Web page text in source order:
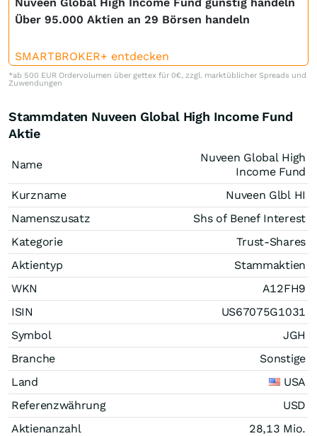
Über 95.000 Aktien an 29 Börsen handeln
SMARTBROKER+ entdecken
*ab 500 EUR Ordervolumen über gettex für 0€, zzgl. marktüblicher Spreads und
Zuwendungen
Stammdaten Nuveen Global High Income Fund
Aktie
Name
Nuveen Global High
Income Fund
Kurzname
Nuveen Glbl HI
Namenszusatz
Shs of Benef Interest
Kategorie
Trust-Shares
Aktientyp
Stammaktien
WKN
A12FH9
ISIN
US67075G1031
Symbol
JGH
Branche
Sonstige
Land
USA
Referenzwährung
USD
Aktienanzahl
28,13 Mio.